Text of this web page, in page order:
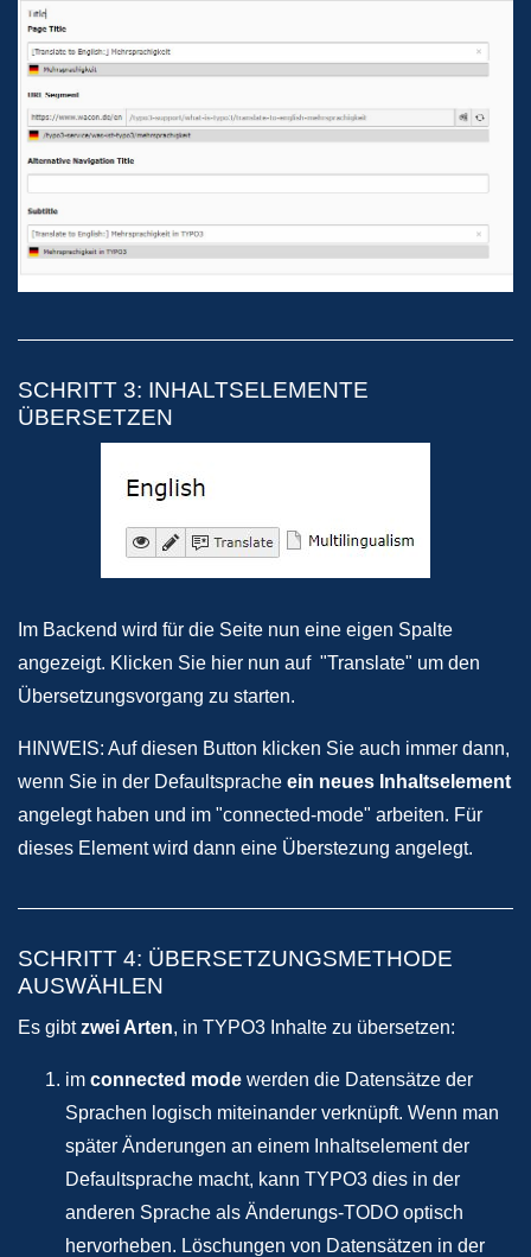
SCHRITT 3: INHALTSELEMENTE
ÜBERSETZEN
Im Backend wird für die Seite nun eine eigen Spalte
angezeigt. Klicken Sie hier nun auf "Translate" um den
Übersetzungsvorgang zu starten.
HINWEIS: Auf diesen Button klicken Sie auch immer dann,
wenn Sie in der Defaultsprache ein neues Inhaltselement
angelegt haben und im "connected-mode" arbeiten. Für
dieses Element wird dann eine Überstezung angelegt.
SCHRITT 4: ÜBERSETZUNGSMETHODE
AUSWÄHLEN
Es gibtzwei Arten, in TYPO3 Inhalte zu übersetzen:
im connected mode werden die Datensätze der
Sprachen logisch miteinander verknüpft. Wenn man
später Änderungen an einem Inhaltselement der
Defaultsprache macht, kann TYPO3 dies in der
anderen Sprache als Änderungs-TODO optisch
hervorheben. Löschungen von Datensätzen in der